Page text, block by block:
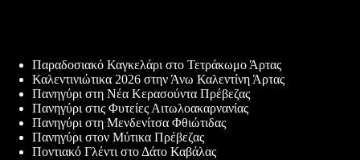
Παραδοσιακό Καγκελάρι στο Τετράκωμο Άρτας
Καλεντινιώτικα 2026 στην Άνω Καλεντίνη Άρτας
Πανηγύρι στη Νέα Κερασούντα Πρέβεζας
Πανηγύρι στις Φυτείες Αιτωλοακαρνανίας
Πανηγύρι στη Μενδενίτσα Φθιώτιδας
Πανηγύρι στον Μύτικα Πρέβεζας
Ποντιακό Γλέντι στο Δάτο Καβάλας